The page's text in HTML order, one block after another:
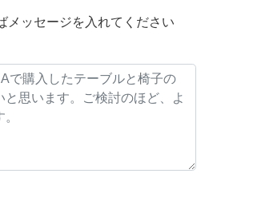
メッセージを入れてください